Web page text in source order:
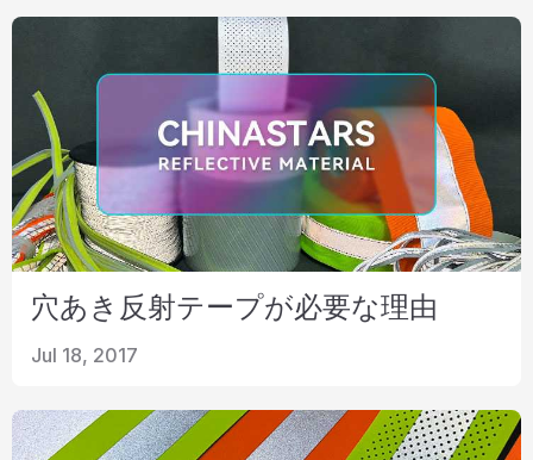
穴あき反射テープが必要な理由
Jul 18, 2017